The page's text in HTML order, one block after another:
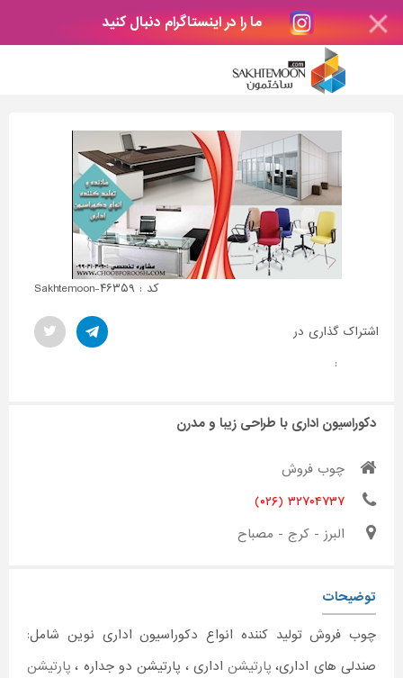
ما را در اینستاگرام دنبال کنید
کد : Sakhtemoon-۴۶۳۵۹
اشتراک گذاری در
:
دکوراسیون اداری با طراحی زیبا و مدرن
چوب فروش
۳۲۷۰۴۷۳۷ (۰۲۶)
البرز - کرج - مصباح
توضیحات
چوب فروش تولید کننده انواع دکوراسیون اداری نوین شامل:
صندلی های اداری، پارتیشناداری ، پارتیشن دو جداره ، پارتیشن